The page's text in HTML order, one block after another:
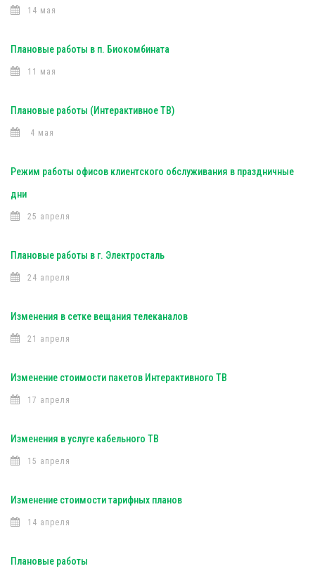
14 мая
Плановые работы в п. Биокомбината
11 мая
Плановые работы (Интерактивное ТВ)
4 мая
Режим работы офисов клиентского обслуживания в праздничные
дни
25 апреля
Плановые работы в г. Электросталь
24 апреля
Изменения в сетке вещания телеканалов
21 апреля
Изменение стоимости пакетов Интерактивного ТВ
17 апреля
Изменения в услуге кабельного ТВ
15 апреля
Изменение стоимости тарифных планов
14 апреля
Плановые работы